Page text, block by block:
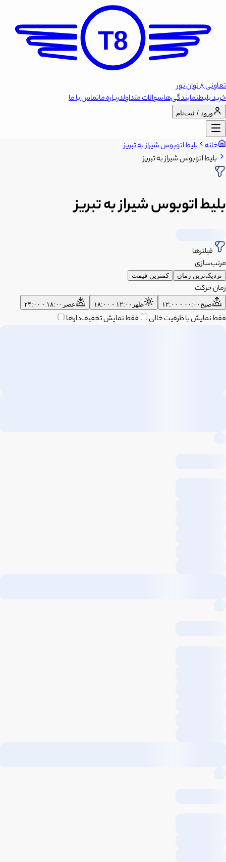
T8
تعاونی 8 لوان نور
خرید بلیطنمایندگی‌هاسوالات متداولدرباره ماتماس با ما
ورود / ثبت‌نام
خانه بلیط اتوبوس شیراز به تبریز
بلیط اتوبوس شیراز به تبریز
بلیط اتوبوس شیراز به تبریز
فیلترها
مرتب‌سازی
نزدیک‌ترین زمان کمترین قیمت
زمان حرکت
صبح ۰۰:۰۰ - ۱۲:۰۰ ظهر ۱۲:۰۰ - ۱۸:۰۰ عصر ۱۸:۰۰ - ۲۴:۰۰
فقط نمایش با ظرفیت خالی فقط نمایش تخفیف‌دارها